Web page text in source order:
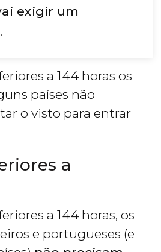
exigir um
.
a 144 horas os
países não
o visto para entrar
a
a 144 horas, os
e portugueses (e